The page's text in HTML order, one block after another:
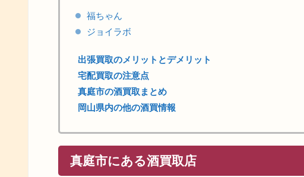
福ちゃん
ジョイラボ
出張買取のメリットとデメリット
宅配買取の注意点
真庭市の酒買取まとめ
岡山県内の他の酒買情報
真庭市にある酒買取店